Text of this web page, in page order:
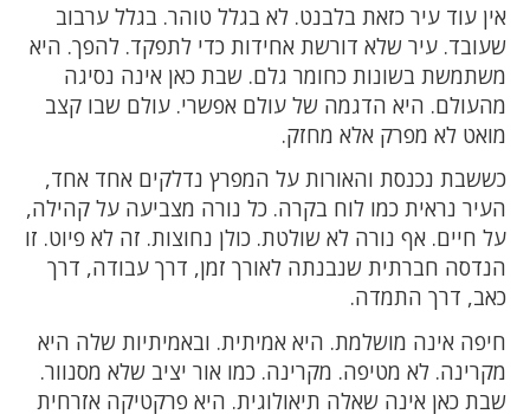
אין עוד עיר כזאת בלבנט. לא בגלל טוהר. בגלל ערבוב
שעובד. עיר שלא דורשת אחידות כדי לתפקד. להפך. היא
משתמשת בשונות כחומר גלם. שבת כאן אינה נסיגה
מהעולם. היא הדגמה של עולם אפשרי. עולם שבו קצב
מואט לא מפרק אלא מחזק.
כששבת נכנסת והאורות על המפרץ נדלקים אחד אחד,
העיר נראית כמו לוח בקרה. כל נורה מצביעה על קהילה,
על חיים. אף נורה לא שולטת. כולן נחוצות. זה לא פיוט. זו
הנדסה חברתית שנבנתה לאורך זמן, דרך עבודה, דרך
כאב, דרך התמדה.
חיפה אינה מושלמת. היא אמיתית. ובאמיתיות שלה היא
מקרינה. לא מטיפה. מקרינה. כמו אור יציב שלא מסנוור.
שבת כאן אינה שאלה תיאולוגית. היא פרקטיקה אזרחית